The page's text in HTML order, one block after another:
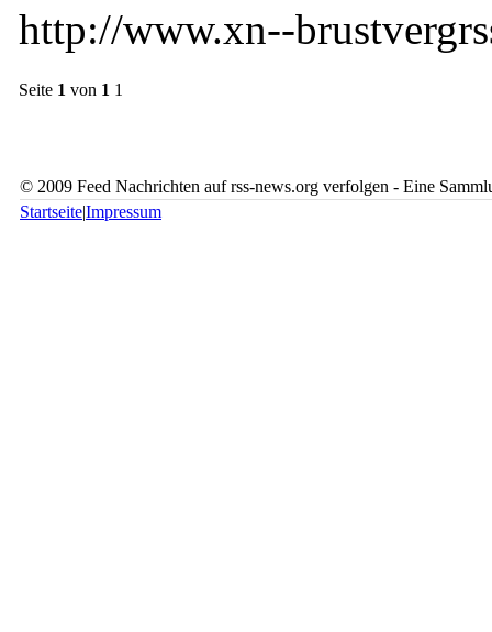
http://www.xn--
Seite 1 von 1 1
© 2009 Feed Nachrichten auf rss-news.org verfolgen - Eine
Startseite|Impressum